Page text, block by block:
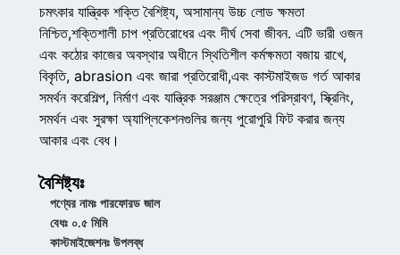
চমৎকার যান্ত্রিক শক্তি বৈশিষ্ট্য, অসামান্য উচ্চ লোড ক্ষমতা
নিশ্চিত,শক্তিশালী চাপ প্রতিরোধের এবং দীর্ঘ সেবা জীবন. এটি ভারী ওজন
এবং কঠোর কাজের অবস্থার অধীনে স্থিতিশীল কর্মক্ষমতা বজায় রাখে,
বিকৃতি, abrasion এবং জারা প্রতিরোধী,এবং কাস্টমাইজড গর্ত আকার
সমর্থন করেশিল্প, নির্মাণ এবং যান্ত্রিক সরঞ্জাম ক্ষেত্রে পরিস্রাবণ, স্ক্রিনিং,
সমর্থন এবং সুরক্ষা অ্যাপ্লিকেশনগুলির জন্য পুরোপুরি ফিট করার জন্য
আকার এবং বেধ।
বৈশিষ্ট্যঃ
পণ্যের নামঃ পারফোরড জাল
বেধঃ ০.৫ মিমি
কাস্টমাইজেশনঃ উপলব্ধ